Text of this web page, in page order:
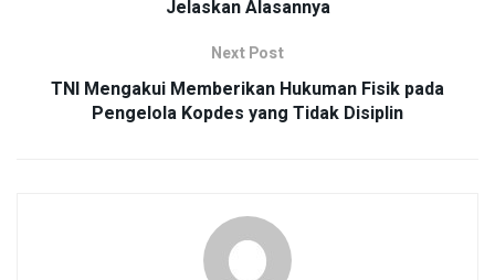
Jelaskan Alasannya
Next Post
TNI Mengakui Memberikan Hukuman Fisik pada
Pengelola Kopdes yang Tidak Disiplin